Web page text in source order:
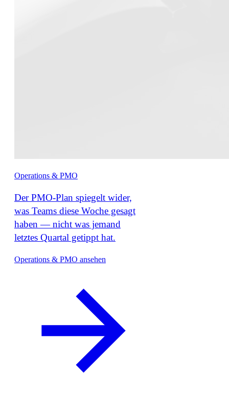
Operations & PMO
Der PMO-Plan spiegelt wider,
was Teams diese Woche gesagt
haben — nicht was jemand
letztes Quartal getippt hat.
Operations & PMO ansehen